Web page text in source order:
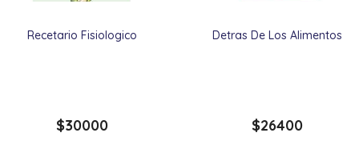
Recetario Fisiologico
$30000
Detras De Los Alimentos
$26400